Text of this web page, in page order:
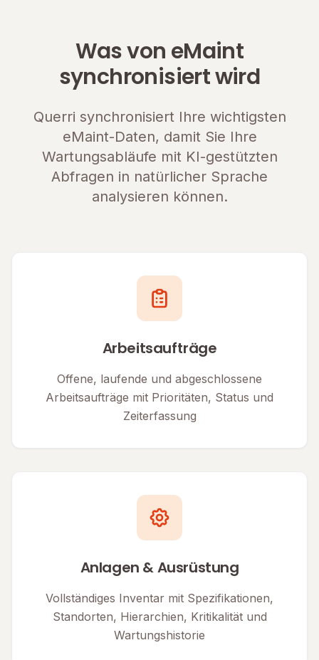
Was von eMaint
synchronisiert wird
Querri synchronisiert Ihre wichtigsten
eMaint-Daten, damit Sie Ihre
Wartungsabläufe mit KI-gestützten
Abfragen in natürlicher Sprache
analysieren können.
Arbeitsaufträge
Offene, laufende und abgeschlossene
Arbeitsaufträge mit Prioritäten, Status und
Zeiterfassung
Anlagen & Ausrüstung
Vollständiges Inventar mit Spezifikationen,
Standorten, Hierarchien, Kritikalität und
Wartungshistorie